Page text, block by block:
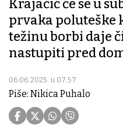
Krajačić će se u
prvaka poluteške
težinu borbi daje
nastupiti pred
06.06.2025. u 07:57
Piše: Nikica Puhalo